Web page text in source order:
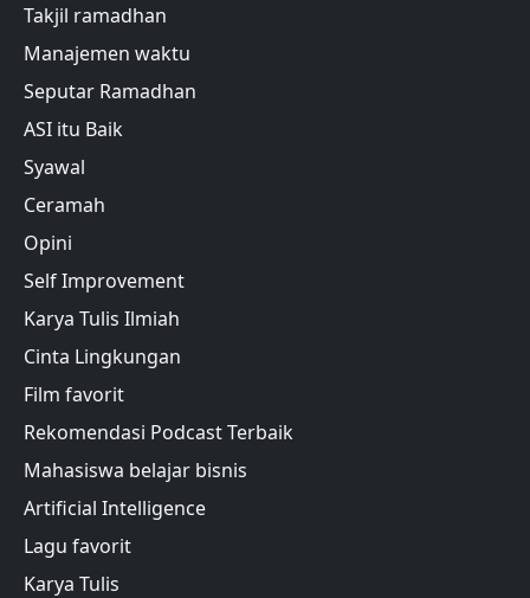
Takjil ramadhan
Manajemen waktu
Seputar Ramadhan
ASI itu Baik
Syawal
Ceramah
Opini
Self Improvement
Karya Tulis Ilmiah
Cinta Lingkungan
Film favorit
Rekomendasi Podcast Terbaik
Mahasiswa belajar bisnis
Artificial Intelligence
Lagu favorit
Karya Tulis